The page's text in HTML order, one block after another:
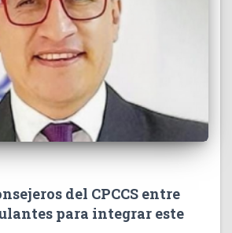
del CPCCS entre
para integrar este